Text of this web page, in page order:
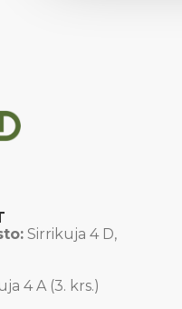
Sirrikuja 4 D,
4 A (3. krs.)